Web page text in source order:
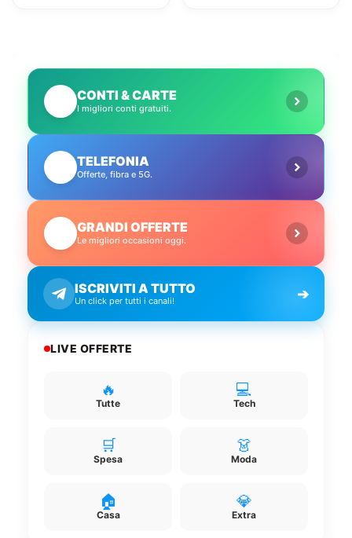
CONTI & CARTE
I migliori conti gratuiti.
TELEFONIA
Offerte, fibra e 5G.
GRANDI OFFERTE
Le migliori occasioni oggi.
ISCRIVITI A TUTTO
Un click per tutti i canali! ➔
LIVE OFFERTE
🔥
Tutte
💻
Tech
🛒
Spesa
👗
Moda
🏠
Casa
💎
Extra